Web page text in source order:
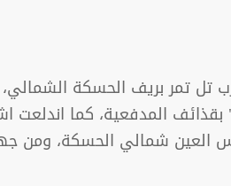
تل تمر بريف الحسكة
المدفعية، كما اندلعت
العين شمالي الحسكة، ومن